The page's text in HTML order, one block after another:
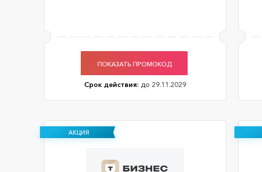
ПОКАЗАТЬ ПРОМОКОД
Срок действия: до 29.11.2029
АКЦИЯ